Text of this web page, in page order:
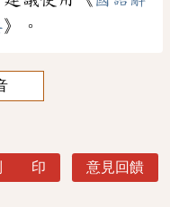
》。
印 意見回饋